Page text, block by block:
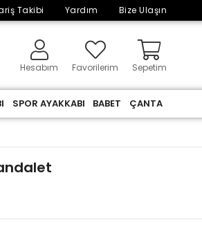
Takibi Yardım Bize Ulaşın
Hesabım Favorilerim Sepetim
SPOR AYAKKABI BABET ÇANTA